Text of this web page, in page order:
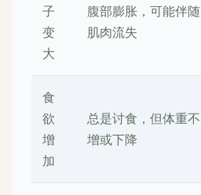
子
变
大
腹部膨胀，可能伴随
肌肉流失
食
欲
增
加
总是讨食，但体重不
增或下降